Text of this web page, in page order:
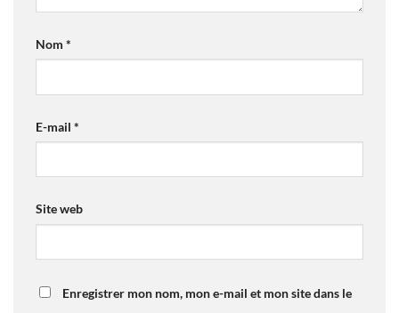
Nom *
E-mail *
Site web
Enregistrer mon nom, mon e-mail et mon site dans le